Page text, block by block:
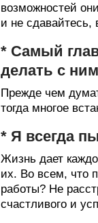
возможностей
и не сдавайтесь,
* Самый
делать с
Прежде чем
тогда многое
* Я всегда
Жизнь дает
их. Во всем, что
работы? Не
счастливого и